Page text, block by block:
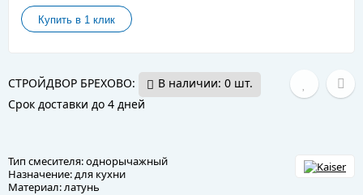
СТРОЙДВОР БРЕХОВО:
В наличии: 0 шт.
Срок доставки до 4 дней
Тип смесителя: однорычажный
Назначение: для кухни
Материал: латунь